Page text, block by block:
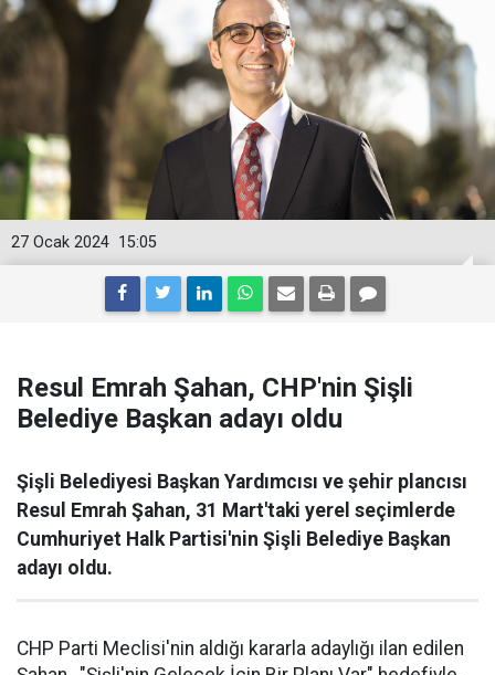
15:05
27 Ocak 2024
Resul Emrah Şahan, CHP'nin Şişli
Belediye Başkan adayı oldu
Şişli Belediyesi Başkan Yardımcısı ve şehir plancısı
Resul Emrah Şahan, 31 Mart'taki yerel seçimlerde
Cumhuriyet Halk Partisi'nin Şişli Belediye Başkan
adayı oldu.
CHP Parti Meclisi'nin aldığı kararla adaylığı ilan edilen